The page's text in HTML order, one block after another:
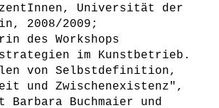
Universität der
2008/2009;
des Workshops
im Kunstbetrieb.
von Selbstdefinition,
und Zwischenexistenz",
Barbara Buchmaier und